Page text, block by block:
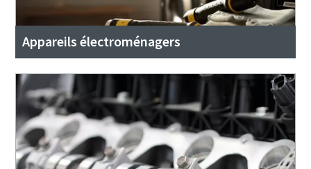
Appareils électroménagers